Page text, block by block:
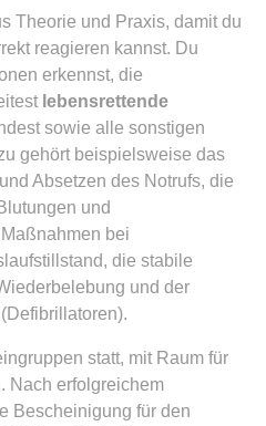
Theorie und Praxis, damit du
reagieren kannst. Du
erkennst, die
lebensrettende
sowie alle sonstigen
gehört beispielsweise das
Absetzen des Notrufs, die
und
bei
die stabile
und der
statt, mit Raum für
Nach erfolgreichem
Bescheinigung für den